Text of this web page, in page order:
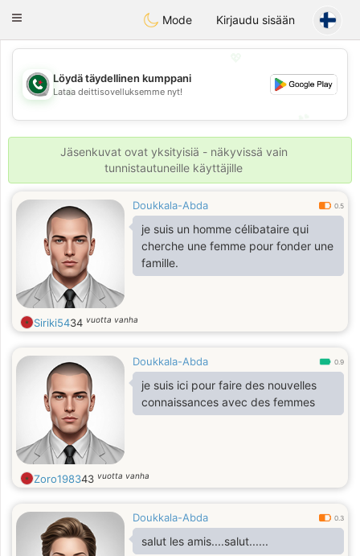
Weshrak
Toggle
Mode Kirjaudu sisään
💖
💕
Löydä täydellinen kumppani
Lataa deittisovelluksemme nyt!
Jäsenkuvat ovat yksityisiä - näkyvissä vain
tunnistautuneille käyttäjille
Doukkala-Abda 0.5
je suis un homme célibataire qui
cherche une femme pour fonder une
famille.
Siriki5434 vuotta vanha
Doukkala-Abda 0.9
je suis ici pour faire des nouvelles
connaissances avec des femmes
Zoro198343 vuotta vanha
Doukkala-Abda 0.3
salut les amis....salut......